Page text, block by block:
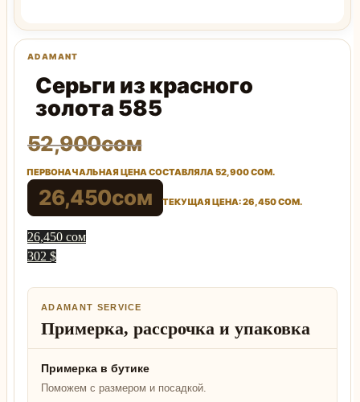
Серьги из красного
золота 585
52,900сом
ПЕРВОНАЧАЛЬНАЯ ЦЕНА СОСТАВЛЯЛА 52,900 СОМ.
26,450сом ТЕКУЩАЯ ЦЕНА: 26,450 СОМ.
26,450 сом
302 $
ADAMANT SERVICE
Примерка, рассрочка и упаковка
Примерка в бутике
Поможем с размером и посадкой.